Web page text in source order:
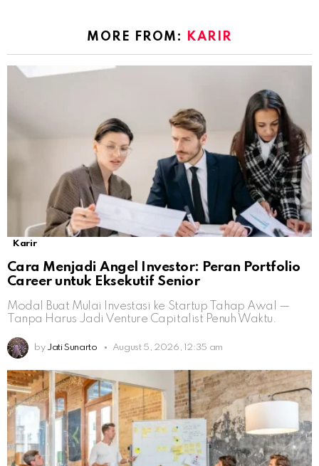
MORE FROM: KARIR
Karir
Cara Menjadi Angel Investor: Peran Portfolio
Career untuk Eksekutif Senior
Modal Buat Mulai Investasi ke Startup Tahap Awal —
Tanpa Harus Jadi Venture Capitalist Penuh Waktu.
by Jati Sunarto August 5, 2026, 12:35 am